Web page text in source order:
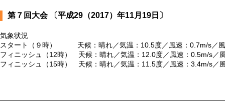
第７回大会 〔平成29（2017）年11月19日〕
気象状況
スタート（９時） 天候：晴れ／気温：10.5度／風速：0.7m/s／風
フィニッシュ（12時） 天候：晴れ／気温：12.0度／風速：0.5m/s／
フィニッシュ（15時） 天候：晴れ／気温：11.5度／風速：3.4m/s／